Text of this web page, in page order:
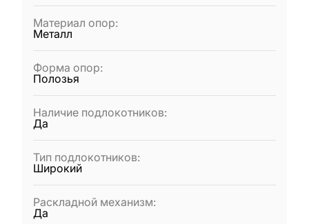
Материал опор:
Металл
Форма опор:
Полозья
Наличие подлокотников:
Да
Тип подлокотников:
Широкий
Раскладной механизм:
Да